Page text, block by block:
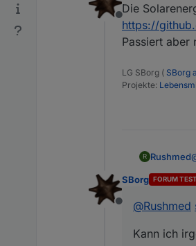
Offline
Die
https://
Passiert aber
LG SBorg ( SBorg
Projekte:
R Rushmed
Offline
SBorg FORUM
@Rushmed
Kann ich